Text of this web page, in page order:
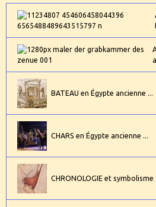
BATEAU en Égypte ancienne ...
CHARS en Égypte ancienne ...
CHRONOLOGIE et symbolisme